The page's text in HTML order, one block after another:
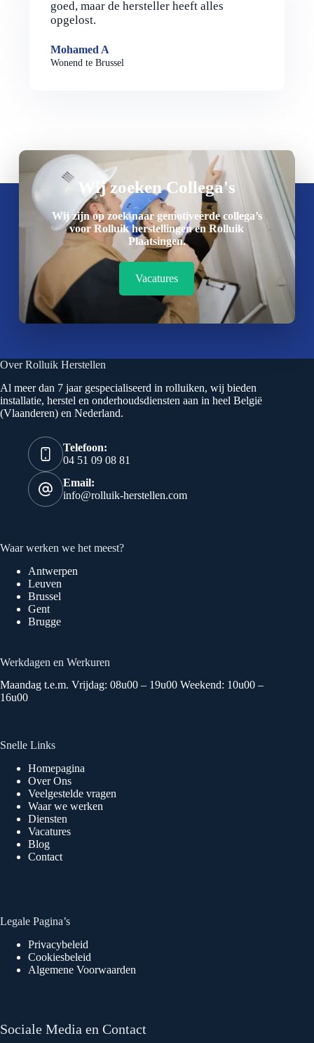
goed, maar de hersteller heeft alles
opgelost.
Mohamed A
Wonend te Brussel
Wij zoeken Collega's
Wij zijn op zoek naar gemotiveerde collega’s
voor Rolluik herstellingen en Rolluik
Plaatsingen.
Vacatures
Over Rolluik Herstellen
Al meer dan 7 jaar gespecialiseerd in rolluiken, wij bieden
installatie, herstel en onderhoudsdiensten aan in heel België
(Vlaanderen) en Nederland.
Telefoon:
04 51 09 08 81
Email:
info@rolluik-herstellen.com
Waar werken we het meest?
Antwerpen
Leuven
Brussel
Gent
Brugge
Werkdagen en Werkuren
Maandag t.e.m. Vrijdag: 08u00 – 19u00 Weekend: 10u00 –
16u00
Snelle Links
Homepagina
Over Ons
Veelgestelde vragen
Waar we werken
Diensten
Vacatures
Blog
Contact
Legale Pagina’s
Privacybeleid
Cookiesbeleid
Algemene Voorwaarden
Sociale Media en Contact